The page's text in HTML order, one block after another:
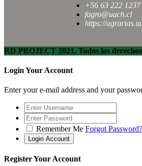
+56 63 222 1237
fagro@uach.cl
https://
RD PROJECT 2021, Todos los
Login Your Account
Enter your e-mail address and your
Remember Me Forgot Password?
Register Your Account